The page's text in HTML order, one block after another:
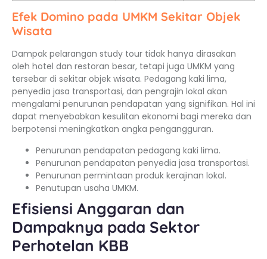
Efek Domino pada UMKM Sekitar Objek
Wisata
Dampak pelarangan study tour tidak hanya dirasakan
oleh hotel dan restoran besar, tetapi juga UMKM yang
tersebar di sekitar objek wisata. Pedagang kaki lima,
penyedia jasa transportasi, dan pengrajin lokal akan
mengalami penurunan pendapatan yang signifikan. Hal ini
dapat menyebabkan kesulitan ekonomi bagi mereka dan
berpotensi meningkatkan angka pengangguran.
Penurunan pendapatan pedagang kaki lima.
Penurunan pendapatan penyedia jasa transportasi.
Penurunan permintaan produk kerajinan lokal.
Penutupan usaha UMKM.
Efisiensi Anggaran dan
Dampaknya pada Sektor
Perhotelan KBB